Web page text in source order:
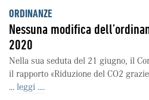
ORDINANZE
Nessuna modifica
2020
Nella sua seduta del 21 giugno, il
il rapporto «Riduzione del CO2
... leggi ....